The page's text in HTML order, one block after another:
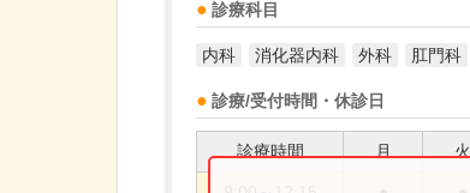
診療科目
内科 消化器内科 外科 肛門科
診療/受付時間・休診日
診療時間 月 火